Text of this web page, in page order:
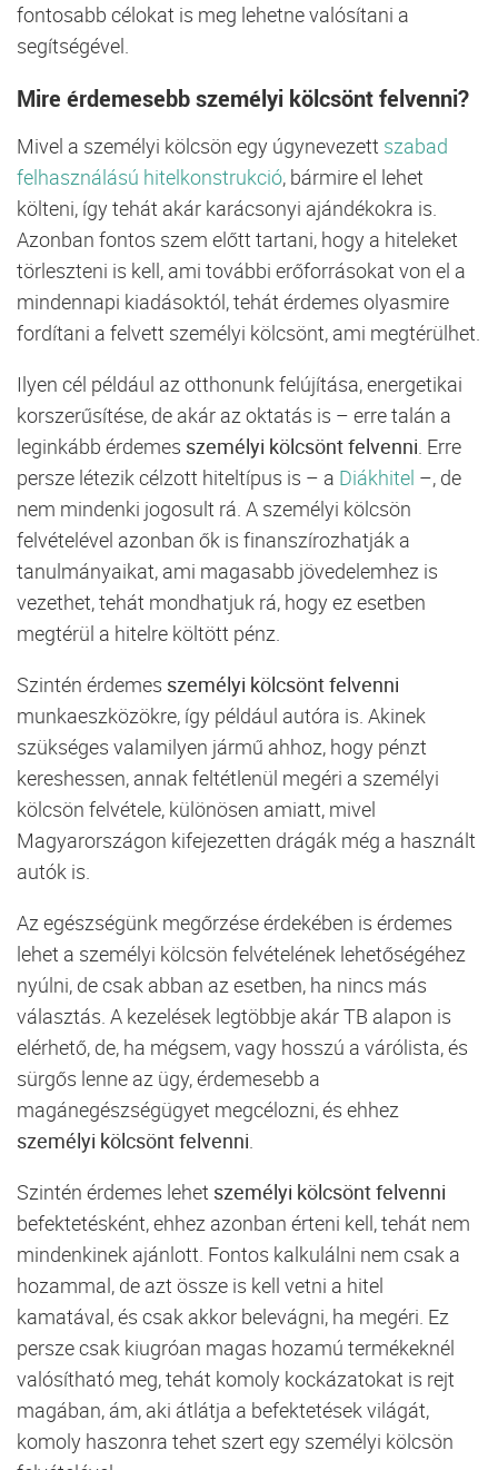
fontosabb célokat is meg lehetne valósítani a
segítségével.
Mire érdemesebb személyi kölcsönt felvenni?
Mivel a személyi kölcsön egy úgynevezett szabad
felhasználású hitelkonstrukció, bármire el lehet
költeni, így tehát akár karácsonyi ajándékokra is.
Azonban fontos szem előtt tartani, hogy a hiteleket
törleszteni is kell, ami további erőforrásokat von el a
mindennapi kiadásoktól, tehát érdemes olyasmire
fordítani a felvett személyi kölcsönt, ami megtérülhet.
Ilyen cél például az otthonunk felújítása, energetikai
korszerűsítése, de akár az oktatás is – erre talán a
leginkább érdemes személyi kölcsönt felvenni. Erre
persze létezik célzott hiteltípus is – a Diákhitel –, de
nem mindenki jogosult rá. A személyi kölcsön
felvételével azonban ők is finanszírozhatják a
tanulmányaikat, ami magasabb jövedelemhez is
vezethet, tehát mondhatjuk rá, hogy ez esetben
megtérül a hitelre költött pénz.
Szintén érdemes személyi kölcsönt felvenni
munkaeszközökre, így például autóra is. Akinek
szükséges valamilyen jármű ahhoz, hogy pénzt
kereshessen, annak feltétlenül megéri a személyi
kölcsön felvétele, különösen amiatt, mivel
Magyarországon kifejezetten drágák még a használt
autók is.
Az egészségünk megőrzése érdekében is érdemes
lehet a személyi kölcsön felvételének lehetőségéhez
nyúlni, de csak abban az esetben, ha nincs más
választás. A kezelések legtöbbje akár TB alapon is
elérhető, de, ha mégsem, vagy hosszú a várólista, és
sürgős lenne az ügy, érdemesebb a
magánegészségügyet megcélozni, és ehhez
személyi kölcsönt felvenni.
Szintén érdemes lehet személyi kölcsönt felvenni
befektetésként, ehhez azonban érteni kell, tehát nem
mindenkinek ajánlott. Fontos kalkulálni nem csak a
hozammal, de azt össze is kell vetni a hitel
kamatával, és csak akkor belevágni, ha megéri. Ez
persze csak kiugróan magas hozamú termékeknél
valósítható meg, tehát komoly kockázatokat is rejt
magában, ám, aki átlátja a befektetések világát,
komoly haszonra tehet szert egy személyi kölcsön